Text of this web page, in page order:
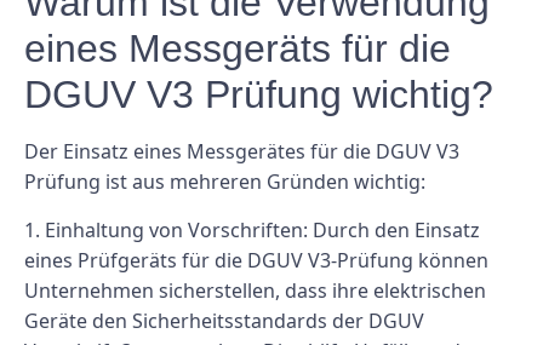
eines Messgeräts für die
DGUV V3 Prüfung wichtig?
Der Einsatz eines Messgerätes für die DGUV V3
Prüfung ist aus mehreren Gründen wichtig:
1. Einhaltung von Vorschriften: Durch den Einsatz
eines Prüfgeräts für die DGUV V3-Prüfung können
Unternehmen sicherstellen, dass ihre elektrischen
Geräte den Sicherheitsstandards der DGUV